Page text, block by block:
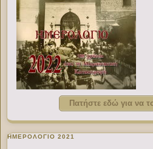
Πατήστε εδώ για να
ΗΜΕΡΟΛΟΓΙΟ 2021